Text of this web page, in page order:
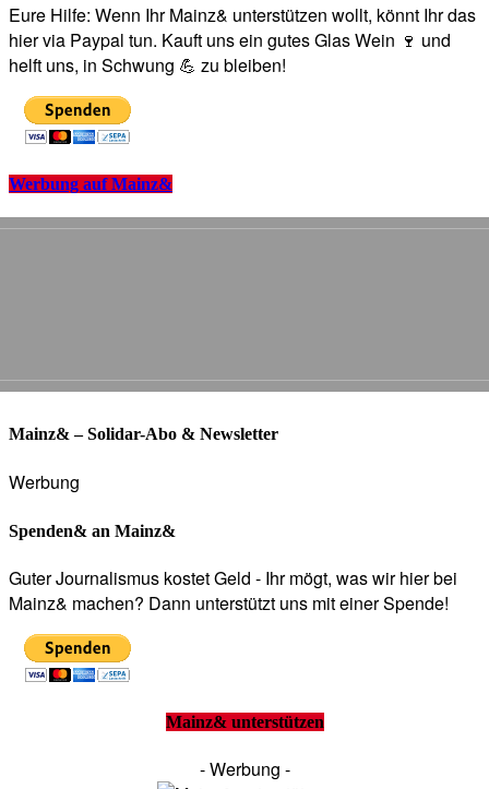
Eure Hilfe: Wenn Ihr Mainz& unterstützen wollt, könnt Ihr das
hier via Paypal tun. Kauft uns ein gutes Glas Wein 🍷 und
helft uns, in Schwung 💪 zu bleiben!
Werbung auf Mainz&
Mainz& – Solidar-Abo & Newsletter
Werbung
Spenden& an Mainz&
Guter Journalismus kostet Geld - Ihr mögt, was wir hier bei
Mainz& machen? Dann unterstützt uns mit einer Spende!
Mainz& unterstützen
- Werbung -